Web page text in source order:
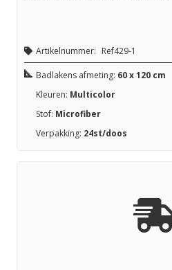
Artikelnummer: Ref429-1
Badlakens afmeting: 60 x 120 cm
Kleuren: Multicolor
Stof: Microfiber
Verpakking: 24st/doos